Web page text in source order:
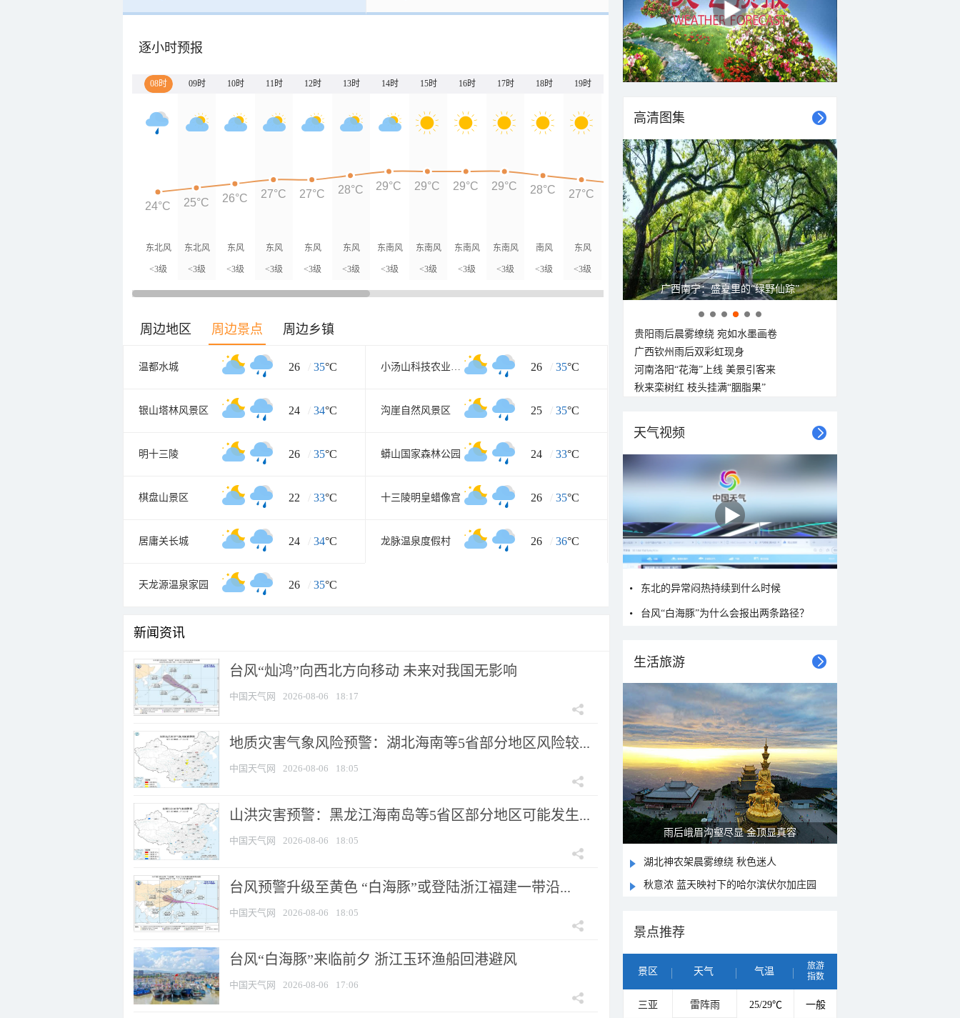
逐小时预报
08时 09时 10时 11时 12时 13时 14时 15时 16时 17时 18时 19时 20时 21时 22时 23时 00时 01时
东北风
<3级
东北风
<3级
东风
<3级
东风
<3级
东风
<3级
东风
<3级
东南风
<3级
东南风
<3级
东南风
<3级
东南风
<3级
南风
<3级
东风
<3级
东南风
<3级
东南风
<3级
东南风
<3级
东南风
<3级
东南风
<3级
南风
<3级
24°C 25°C 26°C 27°C 27°C 28°C 29°C 29°C 29°C 29°C 28°C 27°C 26°C 25°C 24°C 24°C 23°C 22°C
周边地区 周边景点 周边乡镇
温都水城 26 / 35°C 小汤山科技农业示范园 26 / 35°C
银山塔林风景区 24 / 34°C 沟崖自然风景区 25 / 35°C
明十三陵 26 / 35°C 蟒山国家森林公园 24 / 33°C
棋盘山景区 22 / 33°C 十三陵明皇蜡像宫 26 / 35°C
居庸关长城 24 / 34°C 龙脉温泉度假村 26 / 36°C
天龙源温泉家园 26 / 35°C
新闻资讯
台风“灿鸿”向西北方向移动 未来对我国无影响
中国天气网 2026-08-06 18:17
地质灾害气象风险预警：湖北海南等5省部分地区风险较...
中国天气网 2026-08-06 18:05
山洪灾害预警：黑龙江海南岛等5省区部分地区可能发生...
中国天气网 2026-08-06 18:05
台风预警升级至黄色 “白海豚”或登陆浙江福建一带沿...
中国天气网 2026-08-06 18:05
台风“白海豚”来临前夕 浙江玉环渔船回港避风
中国天气网 2026-08-06 17:06
高清图集
呼伦贝尔草原 藏着最治愈的蓝天白云
贵阳雨后晨雾缭绕 宛如水墨画卷
广西钦州雨后双彩虹现身
河南洛阳“花海”上线 美景引客来
秋来栾树红 枝头挂满“胭脂果”
天气视频
东北的异常闷热持续到什么时候
台风“白海豚”为什么会报出两条路径？
生活旅游
山水扇面：秋红点缀颐和园西堤
湖北神农架晨雾缭绕 秋色迷人
秋意浓 蓝天映衬下的哈尔滨伏尔加庄园
景点推荐
景区 天气 气温
旅游
指数
三亚 雷阵雨 25/29℃ 一般